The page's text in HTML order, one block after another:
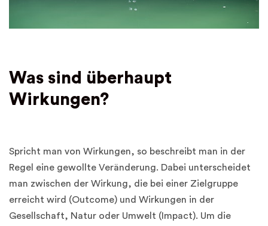
Was sind überhaupt
Wirkungen?
Spricht man von Wirkungen, so beschreibt man in der
Regel eine gewollte Veränderung. Dabei unterscheidet
man zwischen der Wirkung, die bei einer Zielgruppe
erreicht wird (Outcome) und Wirkungen in der
Gesellschaft, Natur oder Umwelt (Impact). Um die